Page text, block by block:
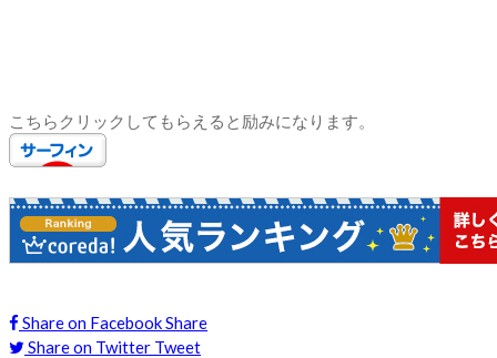
こちらクリックしてもらえると励みになります。
Share on FacebookShare
Share on Twitter Tweet